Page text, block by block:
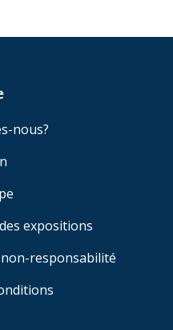
nous?
expositions
non-responsabilité